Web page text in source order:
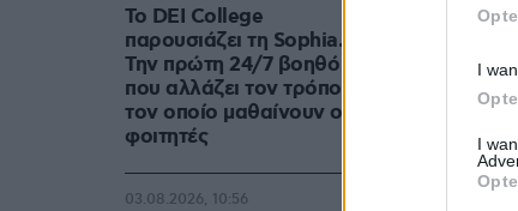
I
I
ανέφερε.
Δείτε το
Το DEI College
παρουσιάζει τη Sophia.
Την πρώτη 24/7 βοηθό AI
που αλλάζει τον τρόπο με
τον οποίο μαθαίνουν οι
φοιτητές
03.08.2026, 10:56